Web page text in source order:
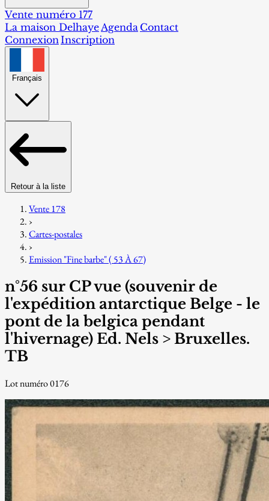
Vente numéro 177
La maison DelhayeAgenda Contact
ConnexionInscription
Français
Retour à la liste
Vente 178
›
Cartes-postales
›
Emission "Fine barbe" ( 53 À 67)
n°56 sur CP vue (souvenir de
l'expédition antarctique Belge - le
pont de la belgica pendant
l'hivernage) Ed. Nels > Bruxelles.
TB
Lot numéro 0176